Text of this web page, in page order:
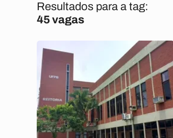
Resultados para a tag:
45 vagas